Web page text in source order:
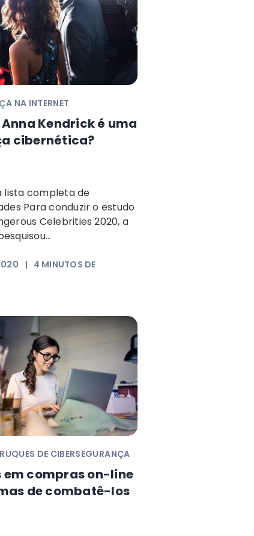
NA INTERNET
Kendrick é uma
cibernética?
lista completa de
Para conduzir o estudo
Celebrities 2020, a
| 4 MINUTOS DE
DE CIBERSEGURANÇA
em compras on-line
de combatê-los